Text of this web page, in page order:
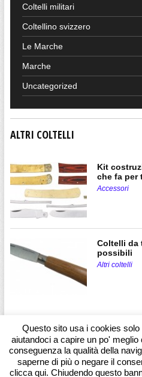
Coltelli militari
Coltellino svizzero
Le Marche
Marche
Uncategorized
ALTRI COLTELLI
Kit
che fa per
Accessori
Coltelli da
possibili
Altri coltelli
Questo sito usa i cookies
aiutandoci a capire un po'
conseguenza la qualità della
saperne di più o negare il
clicca qui. Chiudendo questo